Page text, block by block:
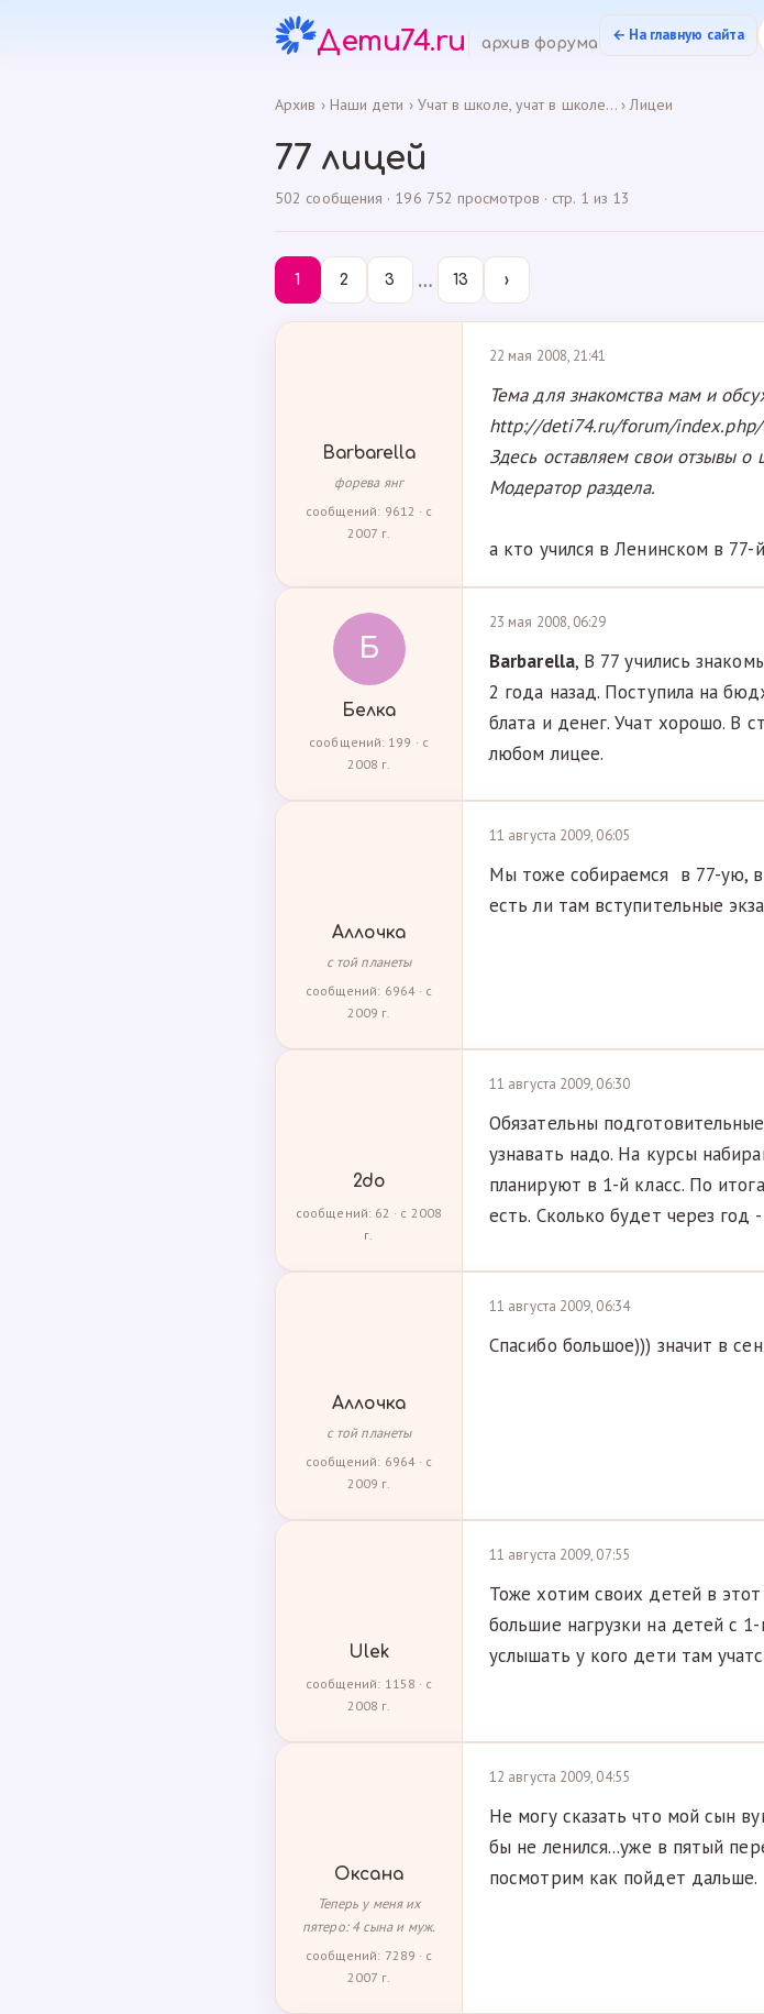
Дети74.ru архив форума ← На главную сайта
Архив › Наши дети › Учат в школе, учат в школе... ›Лицеи
77 лицей
502 сообщения · 196 752 просмотров · стр. 1 из 13
1 2 3 … 13 ›
Barbarella
форева янг
сообщений: 9612 · с
2007 г.
22 мая 2008, 21:41
Тема для знакомства мам и
http://deti74.ru/forum/
Здесь оставляем свои отзывы о
Модератор раздела.
а кто учился в Ленинском в 77-
Б
Белка
сообщений: 199 · с
2008 г.
23 мая 2008, 06:29
Barbarella, В 77 учились
2 года назад. Поступила на
блата и денег. Учат хорошо. В
любом лицее.
Аллочка
с той планеты
сообщений: 6964 · с
2009 г.
11 августа 2009, 06:05
Мы тоже собираемся в 77-ую,
есть ли там вступительные
2do
сообщений: 62 · с 2008
г.
11 августа 2009, 06:30
Обязательны
узнавать надо. На курсы
планируют в 1-й класс. По
есть. Сколько будет через год -
Аллочка
с той планеты
сообщений: 6964 · с
2009 г.
11 августа 2009, 06:34
Спасибо большое))) значит в
Ulek
сообщений: 1158 · с
2008 г.
11 августа 2009, 07:55
Тоже хотим своих детей в
большие нагрузки на детей с
услышать у кого дети там
Оксана
Теперь у меня их
пятеро: 4 сына и муж.
сообщений: 7289 · с
2007 г.
12 августа 2009, 04:55
Не могу сказать что мой сын
бы не ленился...уже в пятый
посмотрим как пойдет дальше.